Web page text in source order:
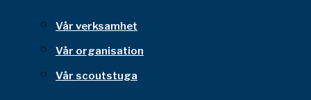
Vår verksamhet
Vår organisation
Vår scoutstuga